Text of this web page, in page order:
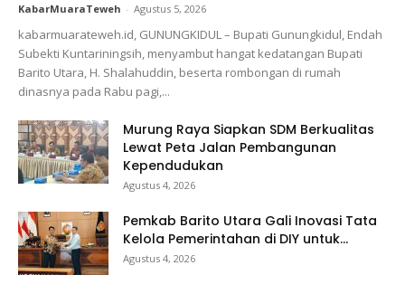
KabarMuaraTeweh - Agustus 5, 2026
kabarmuarateweh.id, GUNUNGKIDUL – Bupati Gunungkidul, Endah
Subekti Kuntariningsih, menyambut hangat kedatangan Bupati
Barito Utara, H. Shalahuddin, beserta rombongan di rumah
dinasnya pada Rabu pagi,...
Murung Raya Siapkan SDM Berkualitas
Lewat Peta Jalan Pembangunan
Kependudukan
Agustus 4, 2026
Pemkab Barito Utara Gali Inovasi Tata
Kelola Pemerintahan di DIY untuk...
Agustus 4, 2026